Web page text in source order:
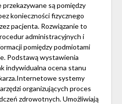
są pomiędzy
konieczności fizycznego
pacjenta. Rozwiązanie to
administracyjnych i
pomiędzy podmiotami
Podstawą wystawienia
indywidualna ocena stanu
systemy
organizujących proces
zdrowotnych. Umożliwiają